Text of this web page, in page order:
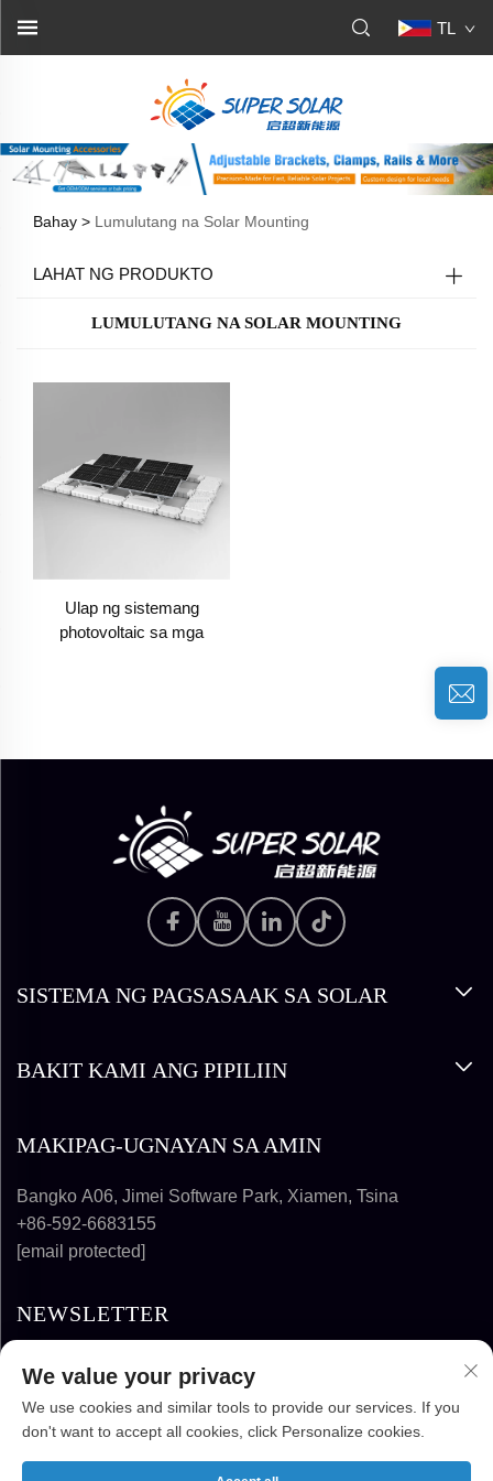
TL
Bahay > Lumulutang na Solar Mounting
LAHAT NG PRODUKTO
LUMULUTANG NA SOLAR MOUNTING
Ulap ng sistemang
photovoltaic sa mga
SISTEMA NG PAGSASAAK SA SOLAR
BAKIT KAMI ANG PIPILIIN
MAKIPAG-UGNAYAN SA AMIN
Bangko A06, Jimei Software Park, Xiamen, Tsina
+86-592-6683155
[email protected]
NEWSLETTER
SOLAR ENERGY TECHNOLOGY CO., LTD.
We value your privacy
We use cookies and similar tools to provide our services. If you
don't want to accept all cookies, click Personalize cookies.